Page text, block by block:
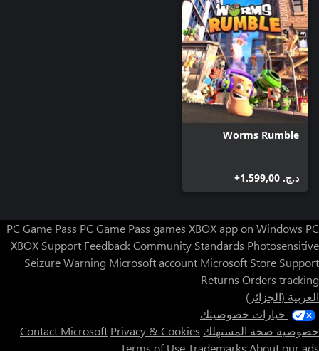
Worms Rumble
د.ج.‏ 1.599,00+
PC Game Pass PC Game Pass games XBOX app on Windows PC
XBOX Support FeedbackCommunity Standards Photosensitive
Seizure Warning Microsoft account Microsoft Store Support
Returns Orders tracking
العربية (الجزائر)
خيارات خصوصيتك
خصوصية صحة المستهلك
Contact Microsoft Privacy & Cookies
Terms of UseTrademarks About our ads